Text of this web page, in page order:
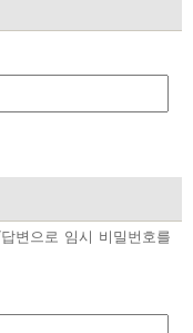
변으로 임시 비밀번호를